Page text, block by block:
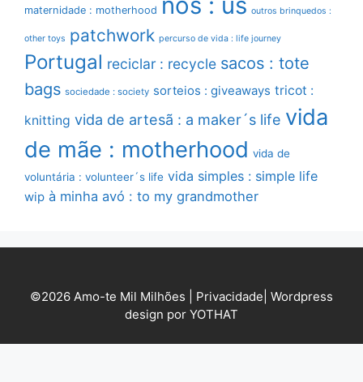
maternidade : motherhood outros brinquedos :
other toys patchwork percurso de vida : life journey
Portugal reciclar : recycle sacos : tote
bags sociedade : society sorteios : giveaways tricot :
knitting vida de artesã : a maker´s life vida
de mãe : motherhood vida de
voluntária : volunteer´s life vida simples : simple life
wip à minha avó : to my grandmother
©2026 Amo-te Mil Milhões | Privacidade Wordpress
design por YOTHAT